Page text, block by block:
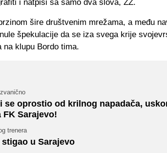
i natpisi sa samo dva slova, ZZ.
šire društvenim mrežama, a među
špekulacije da se iza svega krije
na klupu Bordo tima.
se oprostio od krilnog napadača,
FK Sarajevo!
trenera
u Sarajevo